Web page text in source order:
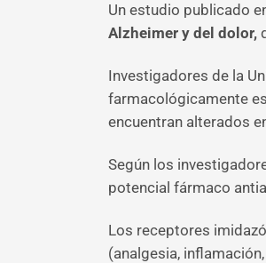
Un estudio publicado
Alzheimer y del dolor,
Investigadores de la
farmacológicamente
encuentran alterados
Según los
potencial fármaco
Los receptores
(analgesia,